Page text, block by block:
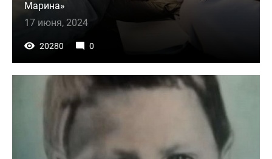
Марина»
17 июня, 2024
20280 0